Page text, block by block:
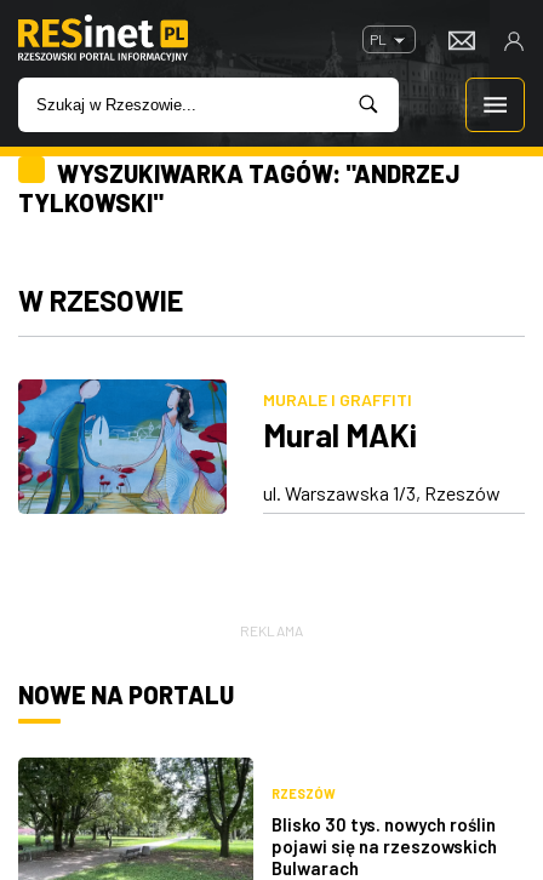
PL
WIADOMOŚCI
IMPREZY
ROZRYWKA
W KINACH
GASTRONOMIA
WYSZUKIWARKA TAGÓW: "ANDRZEJ
TYLKOWSKI"
W RZESOWIE
MURALE I GRAFFITI
Mural MAKi
ul. Warszawska 1/3, Rzeszów
REKLAMA
NOWE NA PORTALU
RZESZÓW
Blisko 30 tys. nowych roślin
pojawi się na rzeszowskich
Bulwarach